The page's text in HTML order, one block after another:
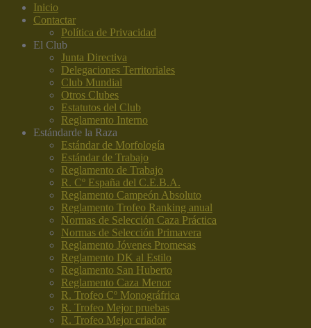
Inicio
Contactar
Política de Privacidad
El Club
Junta Directiva
Delegaciones Territoriales
Club Mundial
Otros Clubes
Estatutos del Club
Reglamento Interno
Estándarde la Raza
Estándar de Morfología
Estándar de Trabajo
Reglamento de Trabajo
R. Cº España del C.E.B.A.
Reglamento Campeón Absoluto
Reglamento Trofeo Ranking anual
Normas de Selección Caza Práctica
Normas de Selección Primavera
Reglamento Jóvenes Promesas
Reglamento DK al Estilo
Reglamento San Huberto
Reglamento Caza Menor
R. Trofeo Cº Monográfrica
R. Trofeo Mejor pruebas
R. Trofeo Mejor criador